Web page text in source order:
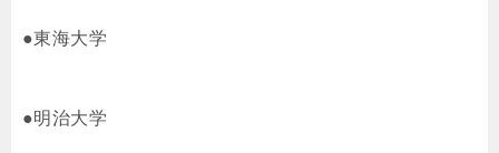
●東海大学
●明治大学